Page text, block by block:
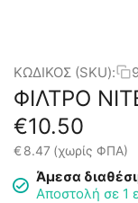
ΚΩΔΙΚΟΣ (SKU):
ΦΙΛΤΡΟ
€10.50
€8.47 (χωρίς ΦΠΑ)
Άμεσα
Αποστολή σε 1